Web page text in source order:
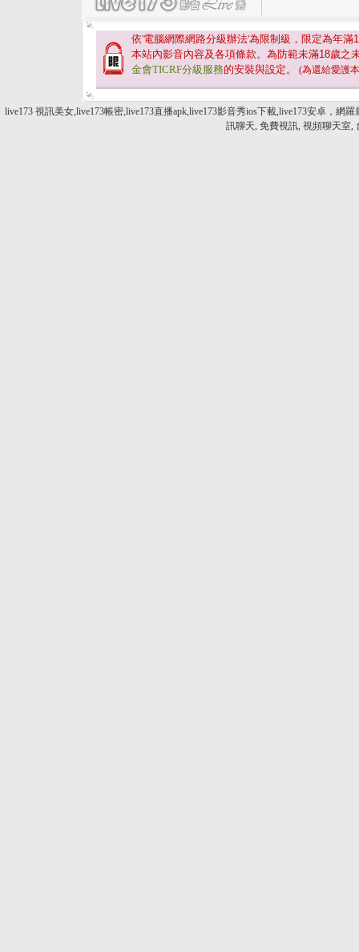
依'電腦網際網路分級辦法'為限制級，限定為年滿
本站內影音內容及各項條款。為防範未滿18歲之
金會TICRF分級服務的安裝與設定。 (為還給愛護
live173 視訊美女,live173帳密,live173直播apk,live173影音秀ios下載,live173安卓，
訊聊天, 免費視訊, 視頻聊天室,